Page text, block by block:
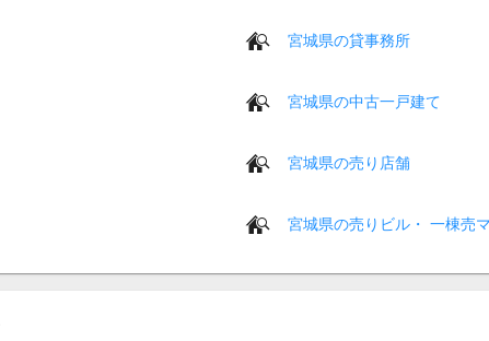
宮城県の貸事務所
宮城県の中古一戸建て
宮城県の売り店舗
宮城県の売りビル・ 一棟売